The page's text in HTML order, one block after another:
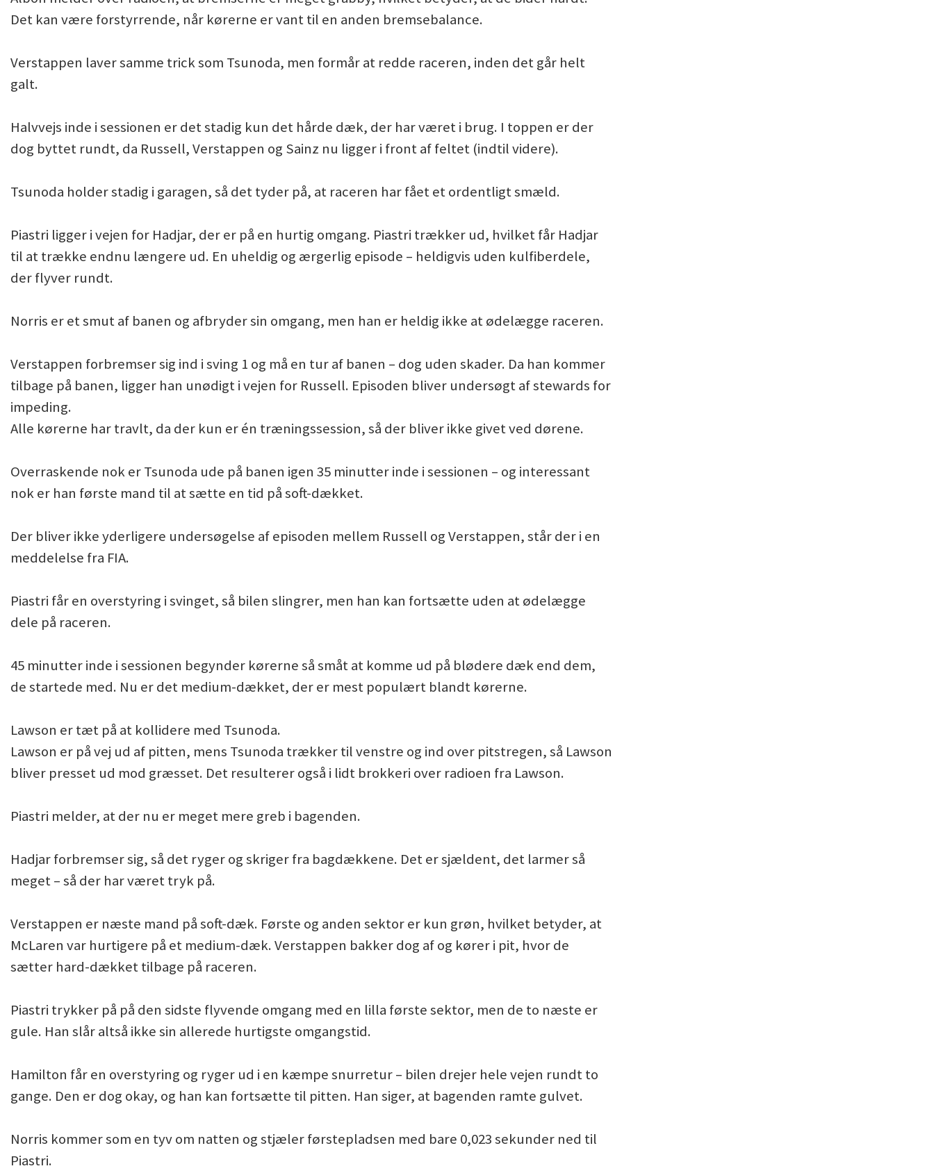
Det kan være forstyrrende, når kørerne er vant til en anden bremsebalance.
Verstappen laver samme trick som Tsunoda, men formår at redde raceren, inden det går helt
galt.
Halvvejs inde i sessionen er det stadig kun det hårde dæk, der har været i brug. I toppen er der
dog byttet rundt, da Russell, Verstappen og Sainz nu ligger i front af feltet (indtil videre).
Tsunoda holder stadig i garagen, så det tyder på, at raceren har fået et ordentligt smæld.
Piastri ligger i vejen for Hadjar, der er på en hurtig omgang. Piastri trækker ud, hvilket får Hadjar
til at trække endnu længere ud. En uheldig og ærgerlig episode – heldigvis uden kulfiberdele,
der flyver rundt.
Norris er et smut af banen og afbryder sin omgang, men han er heldig ikke at ødelægge raceren.
Verstappen forbremser sig ind i sving 1 og må en tur af banen – dog uden skader. Da han kommer
tilbage på banen, ligger han unødigt i vejen for Russell. Episoden bliver undersøgt af stewards for
impeding.
Alle kørerne har travlt, da der kun er én træningssession, så der bliver ikke givet ved dørene.
Overraskende nok er Tsunoda ude på banen igen 35 minutter inde i sessionen – og interessant
nok er han første mand til at sætte en tid på soft-dækket.
Der bliver ikke yderligere undersøgelse af episoden mellem Russell og Verstappen, står der i en
meddelelse fra FIA.
Piastri får en overstyring i svinget, så bilen slingrer, men han kan fortsætte uden at ødelægge
dele på raceren.
45 minutter inde i sessionen begynder kørerne så småt at komme ud på blødere dæk end dem,
de startede med. Nu er det medium-dækket, der er mest populært blandt kørerne.
Lawson er tæt på at kollidere med Tsunoda.
Lawson er på vej ud af pitten, mens Tsunoda trækker til venstre og ind over pitstregen, så Lawson
bliver presset ud mod græsset. Det resulterer også i lidt brokkeri over radioen fra Lawson.
Piastri melder, at der nu er meget mere greb i bagenden.
Hadjar forbremser sig, så det ryger og skriger fra bagdækkene. Det er sjældent, det larmer så
meget – så der har været tryk på.
Verstappen er næste mand på soft-dæk. Første og anden sektor er kun grøn, hvilket betyder, at
McLaren var hurtigere på et medium-dæk. Verstappen bakker dog af og kører i pit, hvor de
sætter hard-dækket tilbage på raceren.
Piastri trykker på på den sidste flyvende omgang med en lilla første sektor, men de to næste er
gule. Han slår altså ikke sin allerede hurtigste omgangstid.
Hamilton får en overstyring og ryger ud i en kæmpe snurretur – bilen drejer hele vejen rundt to
gange. Den er dog okay, og han kan fortsætte til pitten. Han siger, at bagenden ramte gulvet.
Norris kommer som en tyv om natten og stjæler førstepladsen med bare 0,023 sekunder ned til
Piastri.